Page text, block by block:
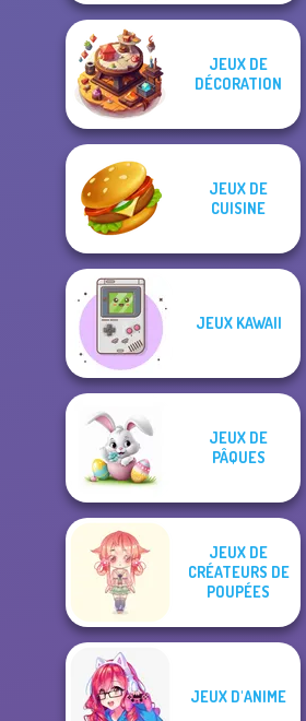
JEUX DE
DÉCORATION
JEUX DE
CUISINE
JEUX KAWAII
JEUX DE
PÂQUES
JEUX DE
CRÉATEURS DE
POUPÉES
JEUX D'ANIME